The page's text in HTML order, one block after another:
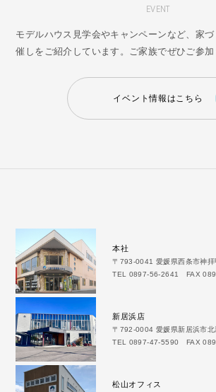
EVENT
モデルハウス見学会やキャンペーンなど、家
催しをご紹介しています。ご家族でぜひご参加
イベント情報はこちら
本社
〒793-0041 愛媛県西条市神拝
TEL 0897-56-2641 FAX
新居浜店
〒792-0004 愛媛県新居浜市
TEL 0897-47-5590 FAX
松山オフィス